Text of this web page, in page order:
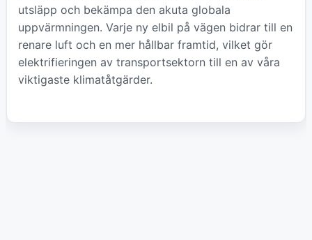
utsläpp och bekämpa den akuta globala
uppvärmningen. Varje ny elbil på vägen bidrar till en
renare luft och en mer hållbar framtid, vilket gör
elektrifieringen av transportsektorn till en av våra
viktigaste klimatåtgärder.